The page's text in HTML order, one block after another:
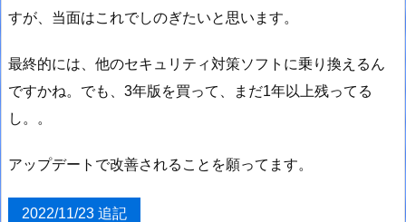
すが、当面はこれでしのぎたいと思います。
最終的には、他のセキュリティ対策ソフトに乗り換えるん
ですかね。でも、3年版を買って、まだ1年以上残ってる
し。。
アップデートで改善されることを願ってます。
2022/11/23 追記